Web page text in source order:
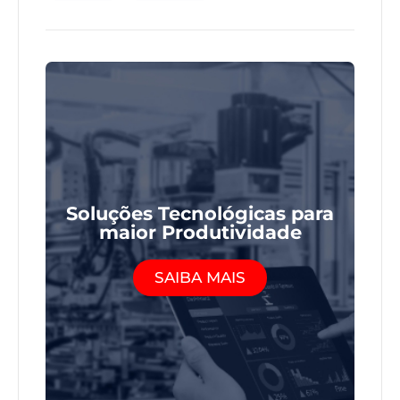
Soluções Tecnológicas para
maior Produtividade
SAIBA MAIS